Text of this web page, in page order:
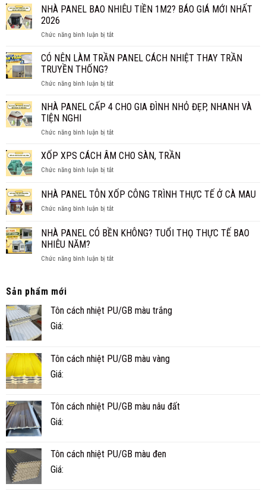
SỰ
HIỆU
PANEL
GIÁ
NHIÊU
GIÁ
TIẾT
NHÀ PANEL BAO NHIÊU TIỀN 1M2? BÁO GIÁ MỚI NHẤT
2026
Chức năng bình luận bị tắtở
PANEL
TIỀN
BÁO
NHẤT
CÓ NÊN LÀM TRẦN PANEL CÁCH NHIỆT THAY TRẦN
TRUYỀN THỐNG?
Chức năng bình luận bị tắtở
NÊN
PANEL
NHIỆT
TRẦN
THỐNG?
NHÀ PANEL CẤP 4 CHO GIA ĐÌNH NHỎ ĐẸP, NHANH VÀ
TIỆN NGHI
Chức năng bình luận bị tắtở
PANEL
4
GIA
NHỎ
NHANH
XỐP XPS CÁCH ÂM CHO SÀN, TRẦN
Chức năng bình luận bị tắtở
XPS
CÁCH
ÂM
SÀN,
NHÀ PANEL TÔN XỐP CÔNG TRÌNH THỰC TẾ Ở CÀ MAU
Chức năng bình luận bị tắtở
PANEL
TÔN
CÔNG
CÀ
NHÀ PANEL CÓ BỀN KHÔNG? TUỔI THỌ THỰC TẾ BAO
NHIÊU NĂM?
Chức năng bình luận bị tắtở
KHÔNG?
BAO
Sản phẩm mới
Tôn cách nhiệt PU/GB màu trắng
Giá:
Tôn cách nhiệt PU/GB màu vàng
Giá:
Tôn cách nhiệt PU/GB màu nâu đất
Giá:
Tôn cách nhiệt PU/GB màu đen
Giá: